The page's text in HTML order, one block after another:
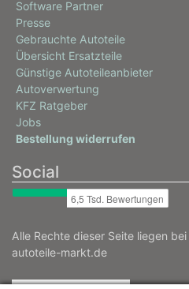
Software Partner
Presse
Gebrauchte Autoteile
Übersicht Ersatzteile
Günstige Autoteileanbieter
Autoverwertung
KFZ Ratgeber
Jobs
Bestellung widerrufen
Social
Alle Rechte dieser Seite liegen bei
autoteile-markt.de